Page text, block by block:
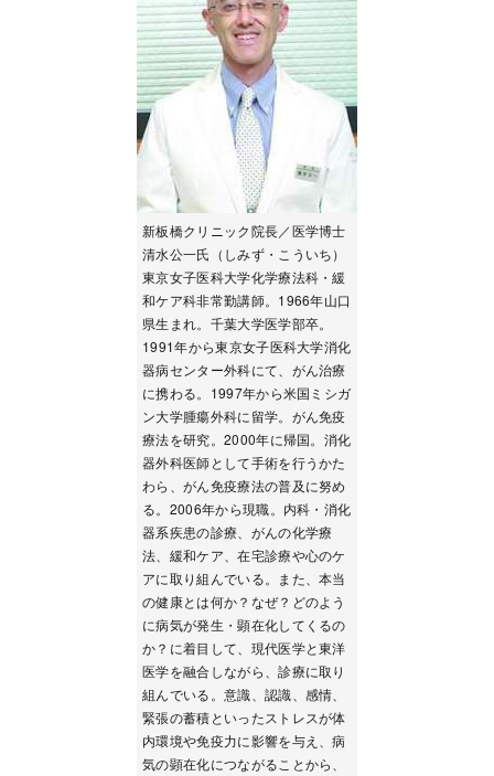
新板橋クリニック院長／医学博士
清水公一氏（しみず・こういち）
東京女子医科大学化学療法科・緩
和ケア科非常勤講師。1966年山口
県生まれ。千葉大学医学部卒。
1991年から東京女子医科大学消化
器病センター外科にて、がん治療
に携わる。1997年から米国ミシガ
ン大学腫瘍外科に留学。がん免疫
療法を研究。2000年に帰国。消化
器外科医師として手術を行うかた
わら、がん免疫療法の普及に努め
る。2006年から現職。内科・消化
器系疾患の診療、がんの化学療
法、緩和ケア、在宅診療や心のケ
アに取り組んでいる。また、本当
の健康とは何か？なぜ？どのよう
に病気が発生・顕在化してくるの
か？に着目して、現代医学と東洋
医学を融合しながら、診療に取り
組んでいる。意識、認識、感情、
緊張の蓄積といったストレスが体
内環境や免疫力に影響を与え、病
気の顕在化につながることから、